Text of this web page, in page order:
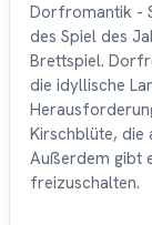
Dorfromantik -
des Spiel des
Brettspiel.
die idyllische
Kirschblüte, die
Außerdem gibt
freizuschalten.